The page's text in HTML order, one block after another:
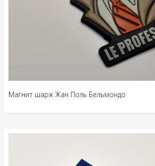
Магнит шарж Жан Поль Бельмондо